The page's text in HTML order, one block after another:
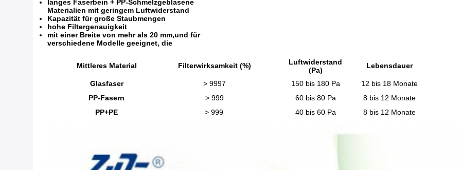
langes Faserbein + PP-Schmelzgeblasene
Materialien mit geringem Luftwiderstand
Kapazität für große Staubmengen
hohe Filtergenauigkeit
mit einer Breite von mehr als 20 mm,und für
verschiedene Modelle geeignet, die
Mittleres Material Filterwirksamkeit (%)
Luftwiderstand
(Pa)
Lebensdauer
Glasfaser > 9997 150 bis 180 Pa
12 bis 18 Monate
PP-Fasern
> 999 60 bis 80 Pa
8 bis 12 Monate
PP+PE
> 999 40 bis 60 Pa 8 bis 12 Monate